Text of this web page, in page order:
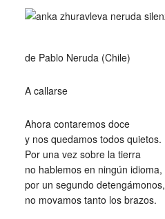
de Pablo Neruda (Chile)
A callarse
Ahora contaremos doce
y nos quedamos todos quietos.
Por una vez sobre la tierra
no hablemos en ningún idioma,
por un segundo detengámonos,
no movamos tanto los brazos.